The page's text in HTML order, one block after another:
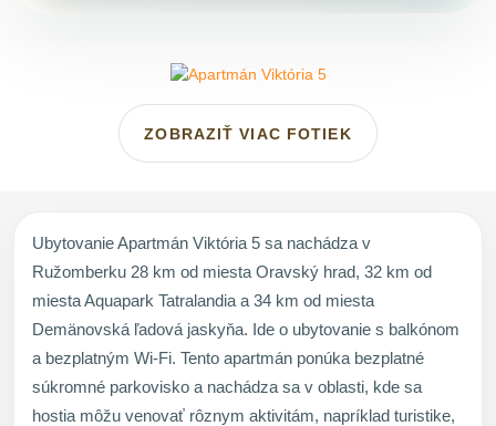
ZOBRAZIŤ VIAC FOTIEK
Ubytovanie Apartmán Viktória 5 sa nachádza v
Ružomberku 28 km od miesta Oravský hrad, 32 km od
miesta Aquapark Tatralandia a 34 km od miesta
Demänovská ľadová jaskyňa. Ide o ubytovanie s balkónom
a bezplatným Wi-Fi. Tento apartmán ponúka bezplatné
súkromné parkovisko a nachádza sa v oblasti, kde sa
hostia môžu venovať rôznym aktivitám, napríklad turistike,